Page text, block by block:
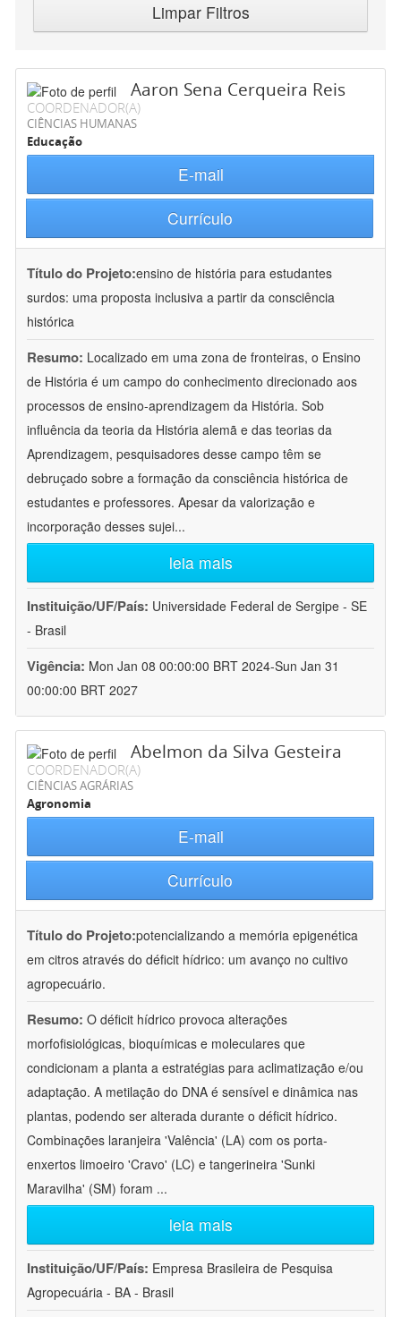
Limpar Filtros
Aaron Sena Cerqueira Reis
COORDENADOR(A)
CIÊNCIAS HUMANAS
Educação
E-mail
Currículo
Título do Projeto:ensino de história para estudantes
surdos: uma proposta inclusiva a partir da consciência
histórica
Resumo: Localizado em uma zona de fronteiras, o Ensino
de História é um campo do conhecimento direcionado aos
processos de ensino-aprendizagem da História. Sob
influência da teoria da História alemã e das teorias da
Aprendizagem, pesquisadores desse campo têm se
debruçado sobre a formação da consciência histórica de
estudantes e professores. Apesar da valorização e
incorporação desses sujei...
leia mais
Instituição/UF/País: Universidade Federal de Sergipe - SE
- Brasil
Vigência: Mon Jan 08 00:00:00 BRT 2024-Sun Jan 31
00:00:00 BRT 2027
Abelmon da Silva Gesteira
COORDENADOR(A)
CIÊNCIAS AGRÁRIAS
Agronomia
E-mail
Currículo
Título do Projeto:potencializando a memória epigenética
em citros através do déficit hídrico: um avanço no cultivo
agropecuário.
Resumo: O déficit hídrico provoca alterações
morfofisiológicas, bioquímicas e moleculares que
condicionam a planta a estratégias para aclimatização e/ou
adaptação. A metilação do DNA é sensível e dinâmica nas
plantas, podendo ser alterada durante o déficit hídrico.
Combinações laranjeira 'Valência' (LA) com os porta-
enxertos limoeiro 'Cravo' (LC) e tangerineira 'Sunki
Maravilha' (SM) foram ...
leia mais
Instituição/UF/País: Empresa Brasileira de Pesquisa
Agropecuária - BA - Brasil